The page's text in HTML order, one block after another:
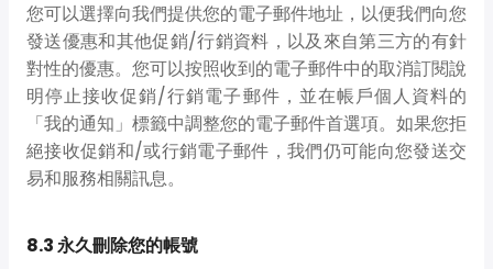
您可以選擇向我們提供您的電子郵件地址，以便我們向您
發送優惠和其他促銷/行銷資料，以及來自第三方的有針
對性的優惠。您可以按照收到的電子郵件中的取消訂閱說
明停止接收促銷/行銷電子郵件，並在帳戶個人資料的
「我的通知」標籤中調整您的電子郵件首選項。如果您拒
絕接收促銷和/或行銷電子郵件，我們仍可能向您發送交
易和服務相關訊息。
8.3 永久刪除您的帳號